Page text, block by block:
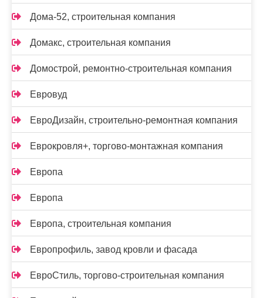
Дома-52, строительная компания
Домакс, строительная компания
Домострой, ремонтно-строительная компания
Евровуд
ЕвроДизайн, строительно-ремонтная компания
Еврокровля+, торгово-монтажная компания
Европа
Европа
Европа, строительная компания
Европрофиль, завод кровли и фасада
ЕвроСтиль, торгово-строительная компания